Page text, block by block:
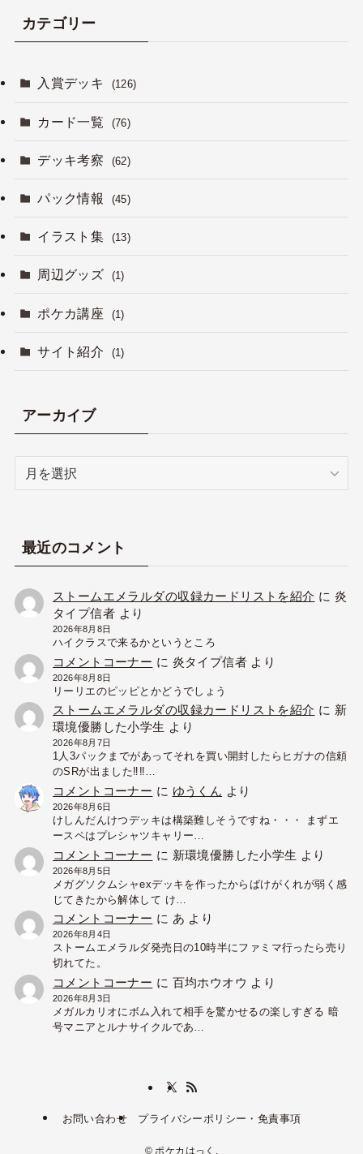
カテゴリー
入賞デッキ (126)
カード一覧 (76)
デッキ考察 (62)
パック情報 (45)
イラスト集 (13)
周辺グッズ (1)
ポケカ講座 (1)
サイト紹介 (1)
アーカイブ
ブ
最近のコメント
ストームエメラルダの収録カードリストを紹介 に 炎
タイプ信者 より
2026年8月8日
ハイクラスで来るかというところ
コメントコーナー に 炎タイプ信者より
2026年8月8日
リーリエのピッピとかどうでしょう
ストームエメラルダの収録カードリストを紹介 に 新
環境優勝した小学生 より
2026年8月7日
1人3パックまでがあってそれを買い開封したらヒガナの信頼
のSRが出ました‼︎‼︎…
コメントコーナー に ゆうくん より
2026年8月6日
けしんだんけつデッキは構築難しそうですね・・・ まずエ
ースペはプレシャツキャリー…
コメントコーナー に 新環境優勝した小学生 より
2026年8月5日
メガグソクムシャexデッキを作ったからばけがくれが弱く感
じてきたから解体して け…
コメントコーナー に あ より
2026年8月4日
ストームエメラルダ発売日の10時半にファミマ行ったら売り
切れてた。
コメントコーナー に 百均ホウオウ より
2026年8月3日
メガルカリオにボム入れて相手を驚かせるの楽しすぎる 暗
号マニアとルナサイクルであ…
お問い合わせ プライバシーポリシー・免責事項
© ポケカはっく.